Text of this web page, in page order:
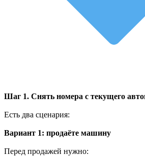
Шаг 1. Снять номера с текущего
Есть два сценария:
Вариант 1: продаёте машину
Перед продажей нужно: